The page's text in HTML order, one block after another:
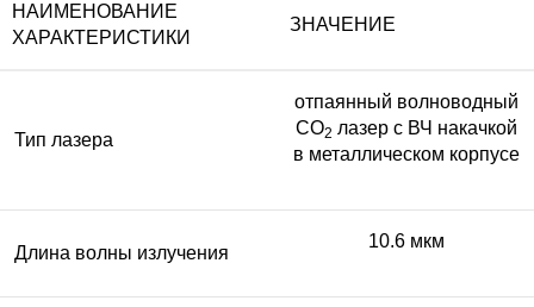
НАИМЕНОВАНИЕ
ХАРАКТЕРИСТИКИ
ЗНАЧЕНИЕ
Тип лазера
отпаянный волноводный
СО2 лазер с ВЧ накачкой
в металлическом корпусе
Длина волны излучения
10.6 мкм